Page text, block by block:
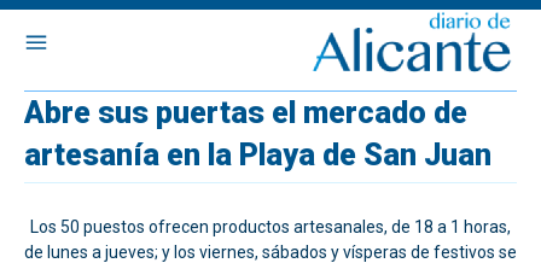
Abre sus puertas el mercado de
artesanía en la Playa de San Juan
Los 50 puestos ofrecen productos artesanales, de 18 a 1 horas,
de lunes a jueves; y los viernes, sábados y vísperas de festivos se